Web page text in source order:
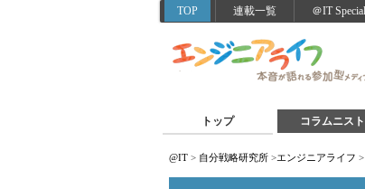
TOP 連載一覧 ＠IT Special
トップ コラムニス
@IT > 自分戦略研究所 >エンジニアライフ >